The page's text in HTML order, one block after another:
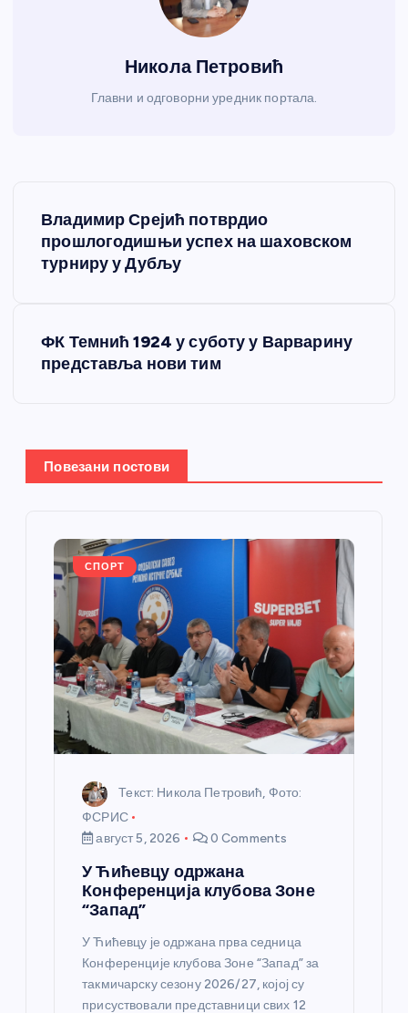
Никола Петровић
Главни и одговорни уредник портала.
Владимир Срејић потврдио
прошлогодишњи успех на шаховском
турниру у Дубљу
ФК Темнић 1924 у суботу у Варварину
представља нови тим
Повезани постови
СПОРТ
Текст: Никола Петровић, Фото:
ФСРИС
август 5, 2026
0 Comments
У Ћићевцу одржана
Конференција клубова Зоне
“Запад”
У Ћићевцу је одржана прва седница
Конференције клубова Зоне “Запад” за
такмичарску сезону 2026/27, којој су
присуствовали представници свих 12